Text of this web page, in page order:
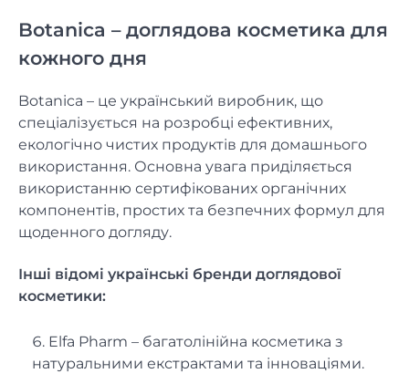
Botanica – доглядова косметика для
кожного дня
Botanica – це український виробник, що
спеціалізується на розробці ефективних,
екологічно чистих продуктів для домашнього
використання. Основна увага приділяється
використанню сертифікованих органічних
компонентів, простих та безпечних формул для
щоденного догляду.
Інші відомі українські бренди доглядової
косметики:
Elfa Pharm – багатолінійна косметика з
натуральними екстрактами та інноваціями.